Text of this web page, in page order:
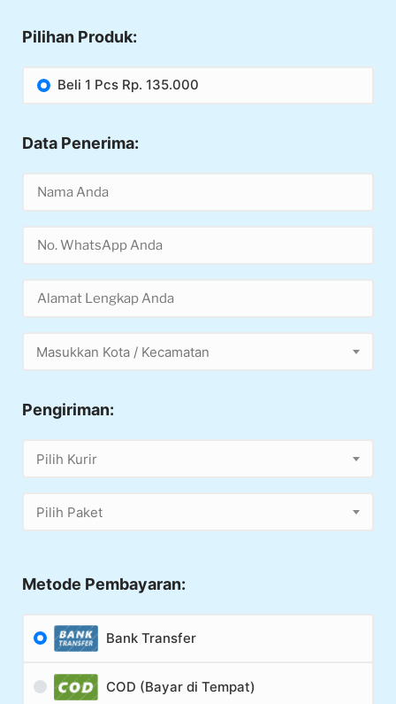
Pilihan Produk:
Beli 1 Pcs Rp. 135.000
Data Penerima:
Masukkan Kota / Kecamatan
Pengiriman:
Pilih Kurir
Pilih Paket
Metode Pembayaran:
Bank Transfer
COD (Bayar di Tempat)